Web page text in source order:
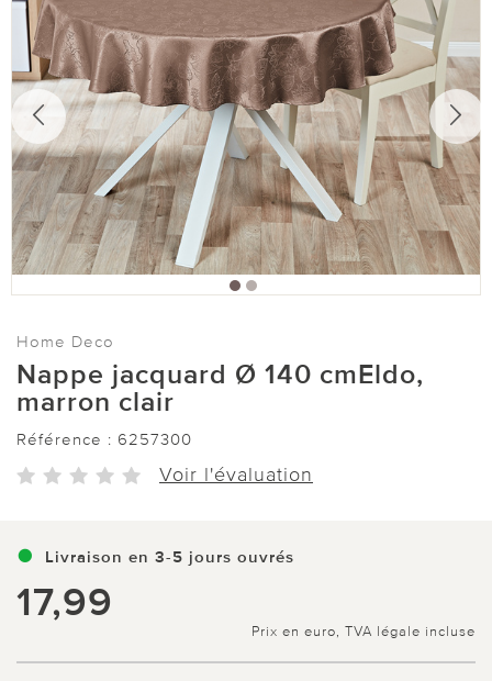
Home Deco
Nappe jacquard Ø 140 cmEldo,
marron clair
Référence : 6257300
Voir l'évaluation
Livraison en 3-5 jours ouvrés
17,99
Prix en euro, TVA légale incluse